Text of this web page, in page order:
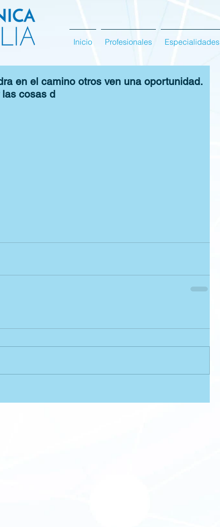
Inicio Profesionales Especialidades
en el camino otros ven una oportunidad.
cosas d